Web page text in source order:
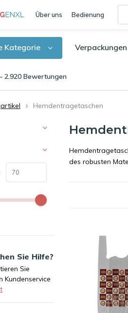
Über uns Bedienung
Kategorie
2.920 Bewertungen
Hemdentragetaschen
des robusten
Sie Hilfe?
Sie
Kundenservice